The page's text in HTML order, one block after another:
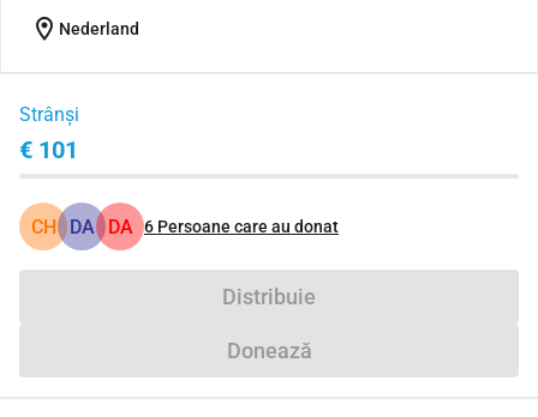
location_on Nederland
Strânși
€ 101
CH DA DA 6 Persoane care au donat
Distribuie
Donează